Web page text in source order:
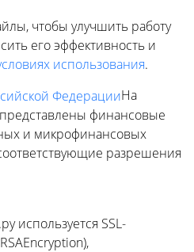
чтобы улучшить работу
его эффективность и
использования.
На
финансовые
и микрофинансовых
разрешения
используется SSL-